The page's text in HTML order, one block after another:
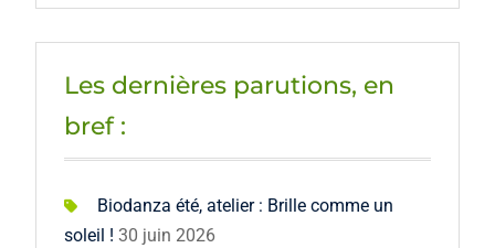
Les dernières parutions, en
bref :
Biodanza été, atelier : Brille comme un
soleil ! 30 juin 2026